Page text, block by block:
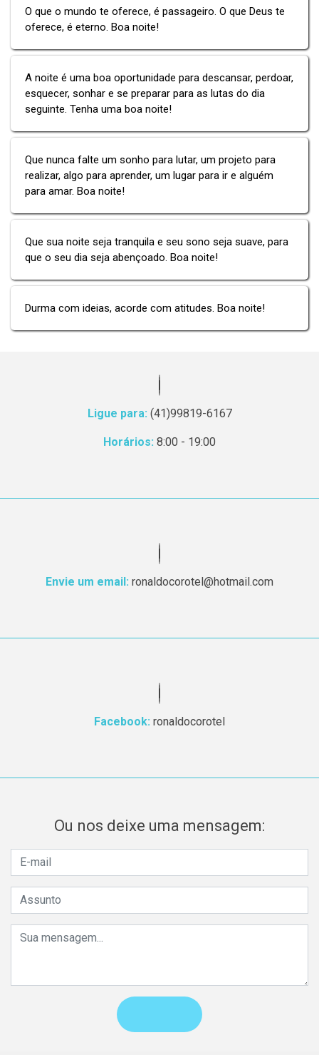
O que o mundo te oferece, é passageiro. O que Deus te
oferece, é eterno. Boa noite!
A noite é uma boa oportunidade para descansar, perdoar,
esquecer, sonhar e se preparar para as lutas do dia
seguinte. Tenha uma boa noite!
Que nunca falte um sonho para lutar, um projeto para
realizar, algo para aprender, um lugar para ir e alguém
para amar. Boa noite!
Que sua noite seja tranquila e seu sono seja suave, para
que o seu dia seja abençoado. Boa noite!
Durma com ideias, acorde com atitudes. Boa noite!
Ligue para: (41)99819-6167
Horários: 8:00 - 19:00
Envie um email: ronaldocorotel@hotmail.com
Facebook: ronaldocorotel
Ou nos deixe uma mensagem: